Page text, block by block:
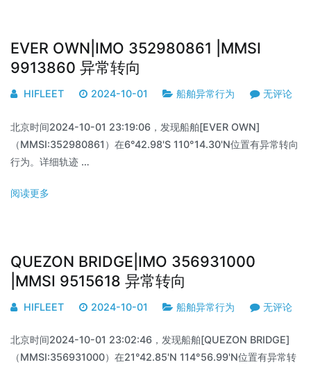
EVER OWN|IMO 352980861 |MMSI
9913860 异常转向
HIFLEET 2024-10-01 船舶异常行为 无评论
北京时间2024-10-01 23:19:06，发现船舶[EVER OWN]
（MMSI:352980861）在6°42.98'S 110°14.30'N位置有异常转向
行为。详细轨迹 …
阅读更多
QUEZON BRIDGE|IMO 356931000
|MMSI 9515618 异常转向
HIFLEET 2024-10-01 船舶异常行为 无评论
北京时间2024-10-01 23:02:46，发现船舶[QUEZON BRIDGE]
（MMSI:356931000）在21°42.85'N 114°56.99'N位置有异常转